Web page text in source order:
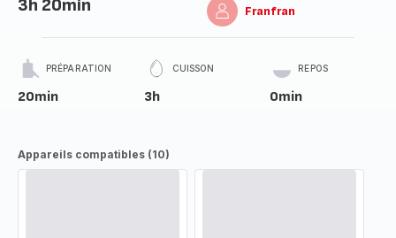
3h 20min Franfran
PRÉPARATION
20min
CUISSON
3h
REPOS
0min
Appareils compatibles (10)